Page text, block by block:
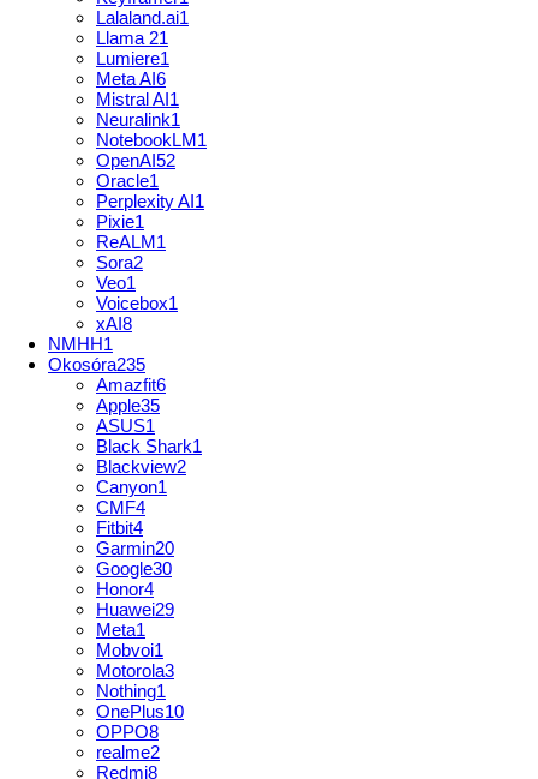
Lalaland.ai1
Llama 21
Lumiere1
Meta AI6
Mistral AI1
Neuralink1
NotebookLM1
OpenAI52
Oracle1
Perplexity AI1
Pixie1
ReALM1
Sora2
Veo1
Voicebox1
xAI8
NMHH1
Okosóra235
Amazfit6
Apple35
ASUS1
Black Shark1
Blackview2
Canyon1
CMF4
Fitbit4
Garmin20
Google30
Honor4
Huawei29
Meta1
Mobvoi1
Motorola3
Nothing1
OnePlus10
OPPO8
realme2
Redmi8